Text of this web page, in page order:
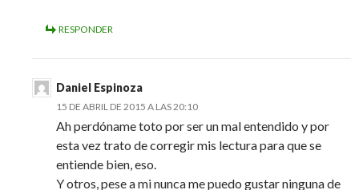
RESPONDER
Daniel Espinoza
15 DE ABRIL DE 2015 A LAS 20:10
Ah perdóname toto por ser un mal entendido y por
esta vez trato de corregir mis lectura para que se
entiende bien, eso.
Y otros, pese a mi nunca me puedo gustar ninguna de